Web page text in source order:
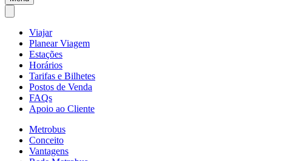
Viajar
Planear Viagem
Estações
Horários
Tarifas e Bilhetes
Postos de Venda
FAQs
Apoio ao Cliente
Metrobus
Conceito
Vantagens